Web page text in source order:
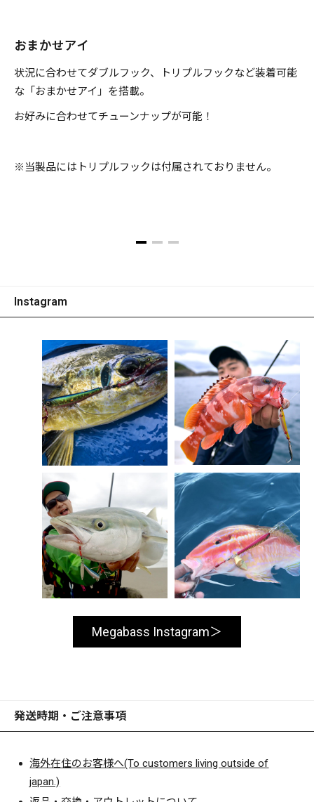
シーバス、ヒラメ、マゴチ、サワラ、カンパチ、ブリ(イナ
ビレ、根魚類 etc...
せん。
おまかせアイ
状況に合わせてダブルフック、トリプルフックなど装着可能
な「おまかせアイ」を搭載。
お好みに合わせてチューンナップが可能！
※当製品にはトリプルフックは付属されておりません。
Instagram
Megabass Instagram
発送時期・ご注意事項
海外在住のお客様へ(To customers living outside of
japan.)